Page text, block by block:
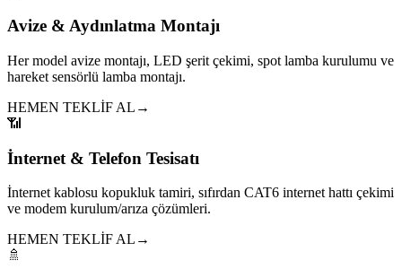
Avize & Aydınlatma Montajı
Her model avize montajı, LED şerit çekimi, spot lamba kurulumu ve
hareket sensörlü lamba montajı.
HEMEN TEKLİF AL →
📶
İnternet & Telefon Tesisatı
İnternet kablosu kopukluk tamiri, sıfırdan CAT6 internet hattı çekimi
ve modem kurulum/arıza çözümleri.
HEMEN TEKLİF AL →
🚿